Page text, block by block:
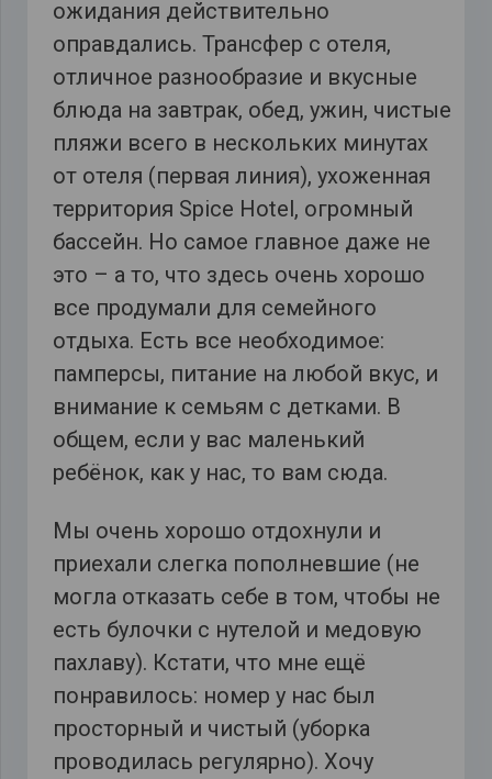
ожидания действительно
оправдались. Трансфер с отеля,
отличное разнообразие и вкусные
блюда на завтрак, обед, ужин, чистые
пляжи всего в нескольких минутах
от отеля (первая линия), ухоженная
территория Spice Hotel, огромный
бассейн. Но самое главное даже не
это – а то, что здесь очень хорошо
все продумали для семейного
отдыха. Есть все необходимое:
памперсы, питание на любой вкус, и
внимание к семьям с детками. В
общем, если у вас маленький
ребёнок, как у нас, то вам сюда.
Мы очень хорошо отдохнули и
приехали слегка пополневшие (не
могла отказать себе в том, чтобы не
есть булочки с нутелой и медовую
пахлаву). Кстати, что мне ещё
понравилось: номер у нас был
просторный и чистый (уборка
проводилась регулярно). Хочу